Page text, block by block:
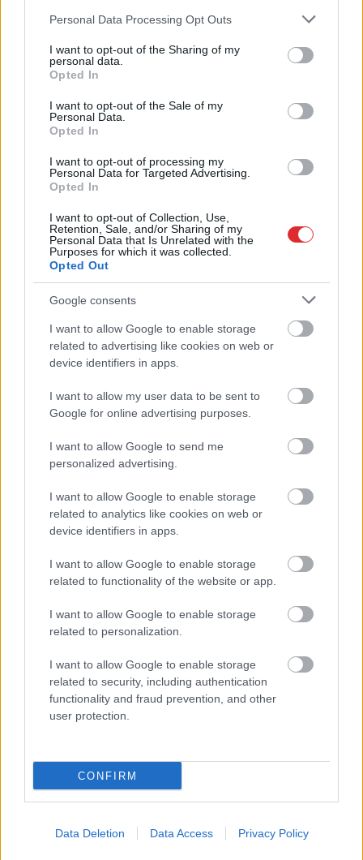
Please note that this website/app uses one or more Google
not limited to your visit or usage behaviour. You may click to
grant or deny consent to Google and its third-party tags to
use your data for below specified purposes in below Google
consent section.
Personal Data Processing Opt Outs
I want to opt-out of the Sharing of my
personal data.
Opted In
I want to opt-out of the Sale of my
Personal Data.
Opted In
I want to opt-out of processing my
Personal Data for Targeted Advertising.
Opted In
I want to opt-out of Collection, Use,
Retention, Sale, and/or Sharing of my
Personal Data that Is Unrelated with the
Purposes for which it was collected.
Opted Out
Google consents
I want to allow Google to enable storage
related to advertising like cookies on web or
device identifiers in apps.
I want to allow my user data to be sent to
Google for online advertising purposes.
I want to allow Google to send me
personalized advertising.
I want to allow Google to enable storage
related to analytics like cookies on web or
device identifiers in apps.
I want to allow Google to enable storage
related to functionality of the website or app.
I want to allow Google to enable storage
related to personalization.
I want to allow Google to enable storage
related to security, including authentication
functionality and fraud prevention, and other
user protection.
CONFIRM
Data Deletion Data Access Privacy Policy
transportu?” Ģimene gribēja pavizināties
ar vilcienu, bet biļešu cena lika pārdomāt
Pamēģini šo pirms gulētiešanas, un
iemigsi tik ātri, cik noguris bērns: 8
Lasīt citas ziņas
“Man nebija tās mātes
jūtas…” Elīna Didrihsone
atklāti par laiku pēc dēla
piedzimšanas
“Tā sanāca, ka iemīlējās
divi cilvēki ar lielu gadu
apstiprina laulību ar
Džilindžeru
Ar šo zodiaka zīmju
kā pamatīgi atriebties
Atcelt Ziņot